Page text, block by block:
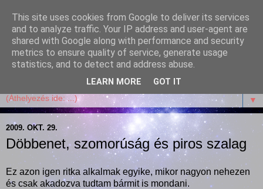
Garffyka
Szösszenetek a konyhámból, az életemből. Mosollyal,
receptekkel, vidámsággal, marcipánnal, csokival.
▼
2009. OKT. 29.
Döbbenet, szomorúság és piros szalag
Ez azon igen ritka alkalmak egyike, mikor nagyon nehezen
és csak akadozva tudtam bármit is mondani.
This site uses cookies from Google to deliver its services
and to analyze traffic. Your IP address and user-agent are
shared with Google along with performance and security
metrics to ensure quality of service, generate usage
statistics, and to detect and address abuse.
LEARN MORE GOT IT